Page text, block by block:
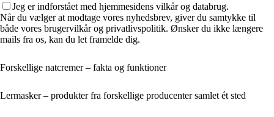
Jeg er indforstået med hjemmesidens vilkår og databrug.
Når du vælger at modtage vores nyhedsbrev, giver du samtykke til
både vores brugervilkår og privatlivspolitik. Ønsker du ikke længere
mails fra os, kan du let framelde dig.
Forskellige natcremer – fakta og funktioner
Lermasker – produkter fra forskellige producenter samlet ét sted